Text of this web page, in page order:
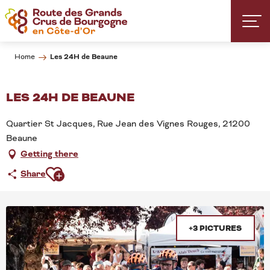
Aller
au
contenu
Home Les 24H de Beaune
LES 24H DE BEAUNE
Quartier St Jacques, Rue Jean des Vignes Rouges, 21200
Beaune
Getting there
ShareAjouter aux favoris
+3 PICTURES